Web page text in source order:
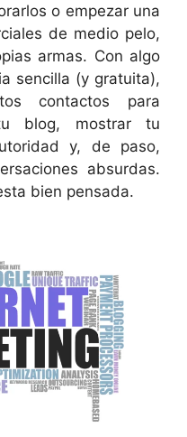
o empezar una
de medio pelo,
armas. Con algo
sencilla (y gratuita),
contactos para
blog, mostrar tu
y, de paso,
absurdas.
bien pensada.